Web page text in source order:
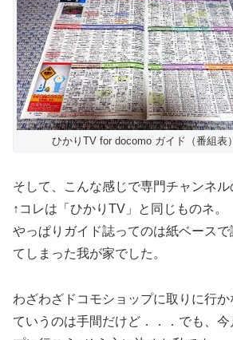
ひかりTV for docomo ガイド（番組表）
そして、こんな感じで専門チャンネル
↑コレは「ひかりTV」と同じものネ。
やっぱりガイド誌ってのは紙ベース
てしまった我が家でした。
わざわざドコモショップに取りに行
ていうのは手間だけど．．．でも、